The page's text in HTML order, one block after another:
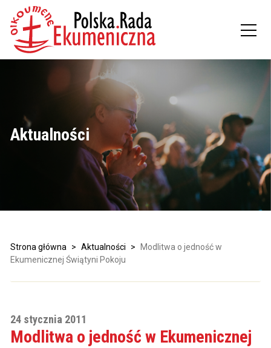
Aktualności
Strona główna > Aktualności >
Modlitwa o jedność w
Ekumenicznej Świątyni Pokoju
24 stycznia 2011
Modlitwa o jedność w Ekumenicznej